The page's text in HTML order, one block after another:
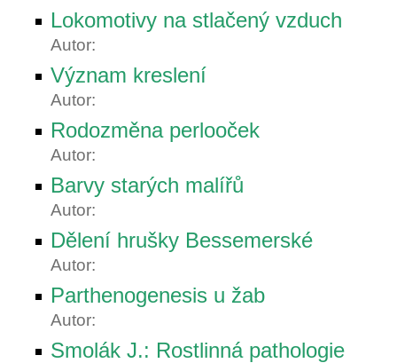
Lokomotivy na stlačený vzduch
Autor:
Význam kreslení
Autor:
Rodozměna perlooček
Autor:
Barvy starých malířů
Autor:
Dělení hrušky Bessemerské
Autor:
Parthenogenesis u žab
Autor:
Smolák J.: Rostlinná pathologie